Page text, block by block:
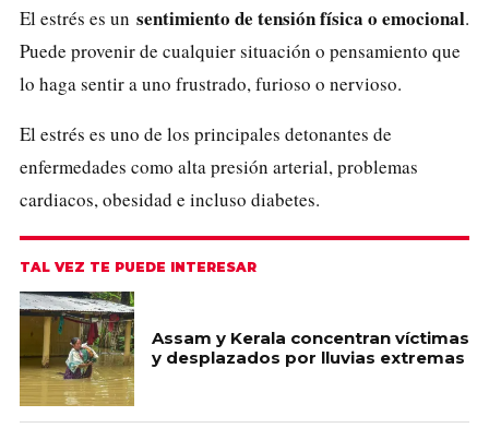
El estrés es un sentimiento de tensión física o emocional.
Puede provenir de cualquier situación o pensamiento que
lo haga sentir a uno frustrado, furioso o nervioso.
El estrés es uno de los principales detonantes de
enfermedades como alta presión arterial, problemas
cardiacos, obesidad e incluso diabetes.
TAL VEZ TE PUEDE INTERESAR
Assam y Kerala concentran víctimas
y desplazados por lluvias extremas